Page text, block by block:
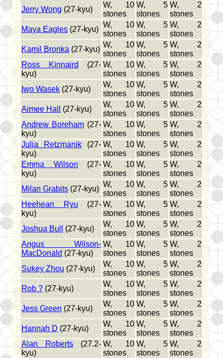
Jerry Wong (27-kyu)
W, 10
stones
W, 5
stones
W, 2
stones
Maya Eagles (27-kyu)
W, 10
stones
W, 5
stones
W, 2
stones
Kamil Bronka (27-kyu)
W, 10
stones
W, 5
stones
W, 2
stones
Ross Kinnaird (27-
kyu)
W, 10
stones
W, 5
stones
W, 2
stones
Iwo Wasek (27-kyu)
W, 10
stones
W, 5
stones
W, 2
stones
Aimee Hall
(27-kyu)
W, 10
stones
W, 5
stones
W, 2
stones
Andrew Boreham (27-
kyu)
W, 10
stones
W, 5
stones
W, 2
stones
Julia Retzmanik (27-
kyu)
W, 10
stones
W, 5
stones
W, 2
stones
Emma Wilson (27-
kyu)
W, 10
stones
W, 5
stones
W, 2
stones
Milan Grabits (27-kyu)
W, 10
stones
W, 5
stones
W, 2
stones
Heehean Ryu (27-
kyu)
W, 10
stones
W, 5
stones
W, 2
stones
Joshua Bull
(27-kyu)
W, 10
stones
W, 5
stones
W, 2
stones
Angus Wilson-
MacDonald (27-kyu)
W, 10
stones
W, 5
stones
W, 2
stones
Sukey Zhou (27-kyu)
W, 10
stones
W, 5
stones
W, 2
stones
Rob ? (27-kyu)
W, 10
stones
W, 5
stones
W, 2
stones
Jess Green (27-kyu)
W, 10
stones
W, 5
stones
W, 2
stones
Hannah D (27-kyu)
W, 10
stones
W, 5
stones
W, 2
stones
Alan Roberts (27.2-
kyu)
W, 10
stones
W, 5
stones
W, 2
stones